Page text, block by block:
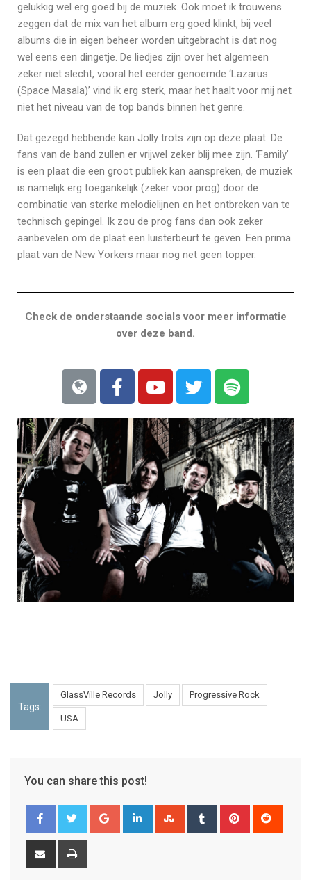
gelukkig wel erg goed bij de muziek. Ook moet ik trouwens
zeggen dat de mix van het album erg goed klinkt, bij veel
albums die in eigen beheer worden uitgebracht is dat nog
wel eens een dingetje. De liedjes zijn over het algemeen
zeker niet slecht, vooral het eerder genoemde ‘Lazarus
(Space Masala)’ vind ik erg sterk, maar het haalt voor mij net
niet het niveau van de top bands binnen het genre.
Dat gezegd hebbende kan Jolly trots zijn op deze plaat. De
fans van de band zullen er vrijwel zeker blij mee zijn. ‘Family’
is een plaat die een groot publiek kan aanspreken, de muziek
is namelijk erg toegankelijk (zeker voor prog) door de
combinatie van sterke melodielijnen en het ontbreken van te
technisch gepingel. Ik zou de prog fans dan ook zeker
aanbevelen om de plaat een luisterbeurt te geven. Een prima
plaat van de New Yorkers maar nog net geen topper.
Check de onderstaande socials voor meer informatie
over deze band.
Tags:
GlassVille Records Jolly Progressive Rock
USA
You can share this post!